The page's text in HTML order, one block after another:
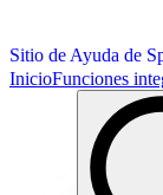
Sitio de Ayuda de
InicioFunciones